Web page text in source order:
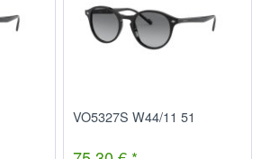
VO5327S W44/11 51